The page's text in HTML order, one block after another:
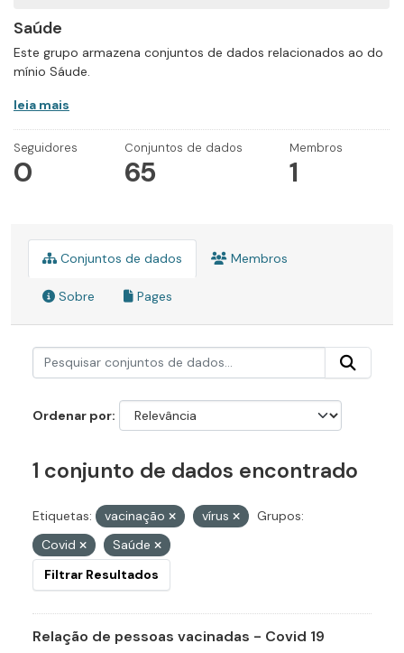
Saúde
Este grupo armazena conjuntos de dados relacionados ao do
mínio Sáude.
leia mais
Seguidores
0
Conjuntos de dados
65
Membros
1
Conjuntos de dados Membros
Sobre Pages
Ordenar por
1 conjunto de dados encontrado
Etiquetas: vacinação vírus
Grupos:
Covid
Saúde
Filtrar Resultados
Relação de pessoas vacinadas - Covid 19